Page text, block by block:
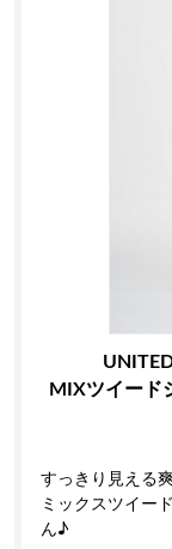
MIXツイード
すっきり見える
ミックスツイー
ん♪